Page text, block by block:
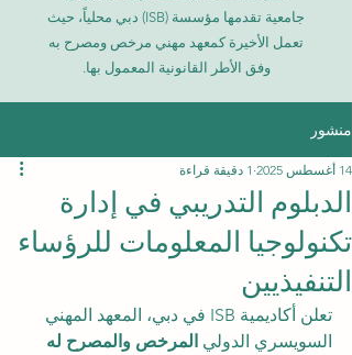
جامعية تقدمها مؤسسة (ISB) دبي محلياً، حيث
تعمل الأخيرة كمعهد مهني مرخص ومصرح به
وفق الأطر القانونية المعمول بها.
منشور
الدبلوم التدريبي في إدارة
تكنولوجيا المعلومات للرؤساء
التنفيذيين
14 أغسطس 2025 1 دقيقة قراءة
تعلن أكاديمية ISB في دبي، المعهد المهني
السويسري الدولي المرخص والمصرح له